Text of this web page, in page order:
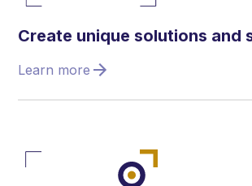
Create unique solutions and
Learn more